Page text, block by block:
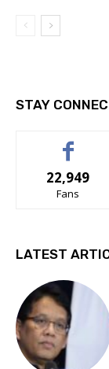
STAY
22,949
Fans
LATEST